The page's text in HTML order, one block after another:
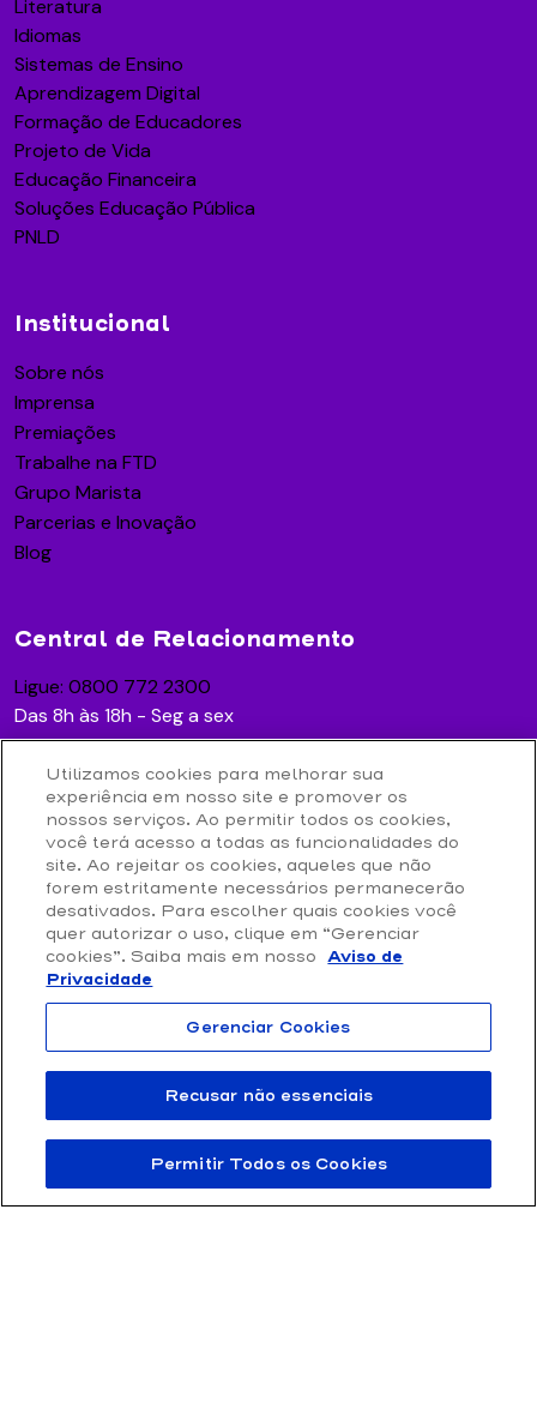
Literatura
Idiomas
Sistemas de Ensino
Aprendizagem Digital
Formação de Educadores
Projeto de Vida
Educação Financeira
Soluções Educação Pública
PNLD
Institucional
Sobre nós
Imprensa
Premiações
Trabalhe na FTD
Grupo Marista
Parcerias e Inovação
Blog
Central de Relacionamento
Ligue: 0800 772 2300
Das 8h às 18h - Seg a sex
Acesse
Contato
Loja Online
Privacidade e Proteção de Dados
Termos de Uso
Utilizamos cookies para melhorar sua
experiência em nosso site e promover os
nossos serviços. Ao permitir todos os cookies,
você terá acesso a todas as funcionalidades do
site. Ao rejeitar os cookies, aqueles que não
forem estritamente necessários permanecerão
desativados. Para escolher quais cookies você
quer autorizar o uso, clique em “Gerenciar
cookies”. Saiba mais em nosso
Aviso de
Privacidade
Gerenciar Cookies
Recusar não essenciais
Permitir Todos os Cookies